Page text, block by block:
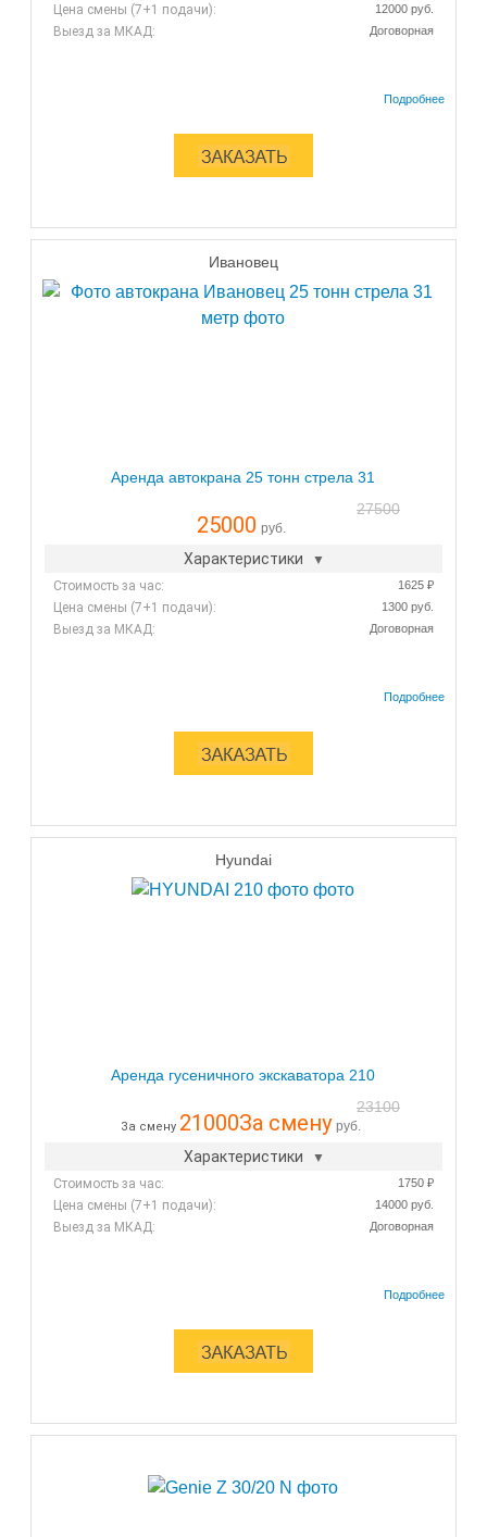
Цена смены (7+1 подачи): 12000 руб.
Выезд за МКАД: Договорная
Ивановец
Аренда автокрана 25 тонн стрела 31
27500
25000 руб.
Характеристики
Стоимость за час: 1625 ₽
Цена смены (7+1 подачи): 1300 руб.
Выезд за МКАД: Договорная
Hyundai
Аренда гусеничного экскаватора 210
23100
За смену 21000За смену руб.
Характеристики
Стоимость за час: 1750 ₽
Цена смены (7+1 подачи): 14000 руб.
Выезд за МКАД: Договорная